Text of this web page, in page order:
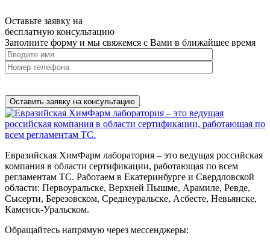
Оставьте заявку на
бесплатную консультацию
Заполните форму и мы свяжемся с Вами в ближайшее время
Евразийская ХимФарм лаборатория – это ведущая российская
компания в области сертификации, работающая по всем
регламентам ТС. Работаем в Екатеринбурге и Свердловской
области: Первоуральске, Верхней Пышме, Арамиле, Ревде,
Сысерти, Березовском, Среднеуральске, Асбесте, Невьянске,
Каменск-Уральском.
Обращайтесь напрямую через мессенджеры: